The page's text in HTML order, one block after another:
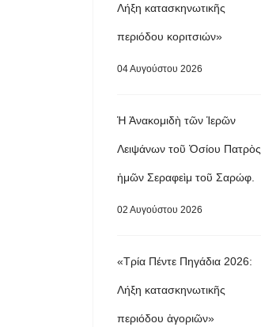
Λήξη κατασκηνωτικῆς
περιόδου κοριτσιών»
04 Αυγούστου 2026
Ἡ Ἀνακομιδὴ τῶν Ἱερῶν
Λειψάνων τοῦ Ὁσίου Πατρὸς
ἡμῶν Σεραφεὶμ τοῦ Σαρώφ.
02 Αυγούστου 2026
«Τρία Πέντε Πηγάδια 2026:
Λήξη κατασκηνωτικῆς
περιόδου ἀγοριῶν»